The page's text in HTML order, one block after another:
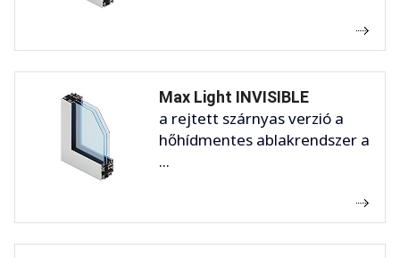
Max Light INVISIBLE
a rejtett szárnyas verzió a
hőhídmentes ablakrendszer a
...